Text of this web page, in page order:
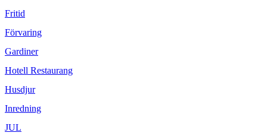
Fritid
Förvaring
Gardiner
Hotell Restaurang
Husdjur
Inredning
JUL